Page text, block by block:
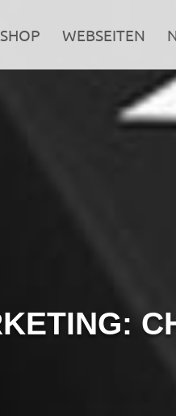
WEBSEITEN